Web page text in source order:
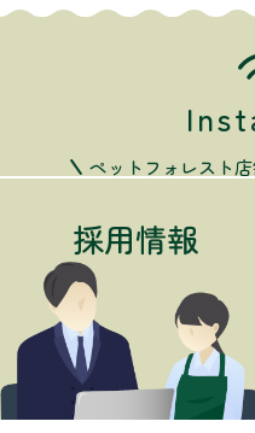
ペットフォレスト
採用情報